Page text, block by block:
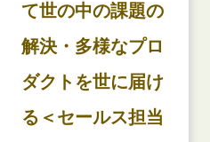
て世の中の課題の
解決・多様なプロ
ダクトを世に届け
る＜セールス担当